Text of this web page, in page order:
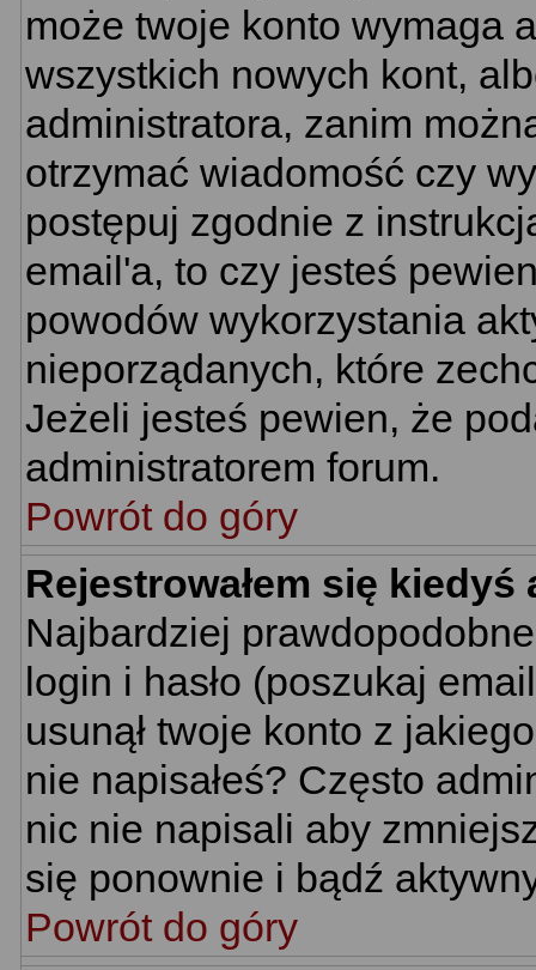
może twoje konto wymaga
wszystkich nowych kont,
administratora, zanim
otrzymać wiadomość czy
postępuj zgodnie z
email'a, to czy jesteś
powodów wykorzystania
nieporządanych, które
Jeżeli jesteś pewien, że
administratorem forum.
Powrót do góry
Rejestrowałem się
Najbardziej
login i hasło (poszukaj
usunął twoje konto z
nie napisałeś? Często
nic nie napisali aby
się ponownie i bądź
Powrót do góry